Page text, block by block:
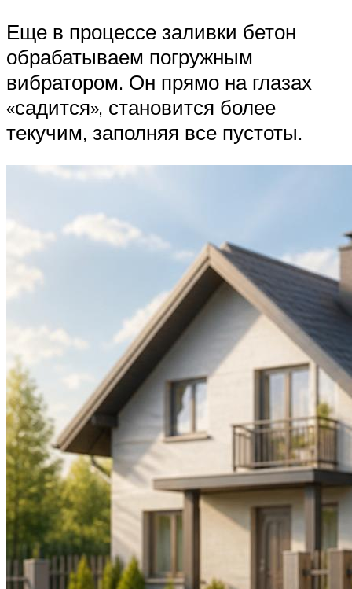
Еще в процессе заливки бетон
обрабатываем погружным
вибратором. Он прямо на глазах
«садится», становится более
текучим, заполняя все пустоты.